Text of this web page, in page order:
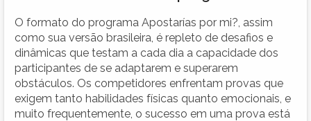
O formato do programa Apostarías por mi?, assim
como sua versão brasileira, é repleto de desafios e
dinâmicas que testam a cada dia a capacidade dos
participantes de se adaptarem e superarem
obstáculos. Os competidores enfrentam provas que
exigem tanto habilidades físicas quanto emocionais, e
muito frequentemente, o sucesso em uma prova está